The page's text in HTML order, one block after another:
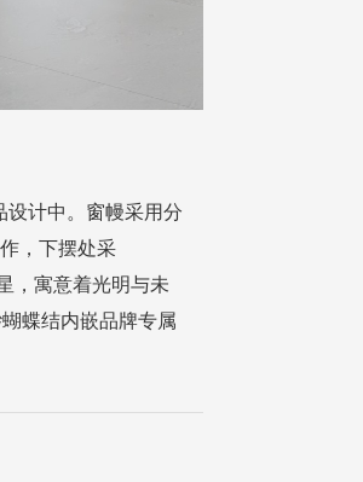
设计中。窗幔采用分
，下摆处采
，寓意着光明与未
蝶结内嵌品牌专属